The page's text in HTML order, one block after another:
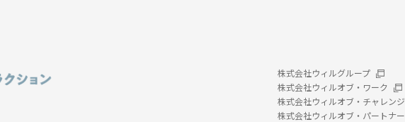
株式会社ウィルグループ
株式会社ウィルオブ・ワーク
株式会社ウィルオブ・チャレンジ
株式会社ウィルオブ・パートナー